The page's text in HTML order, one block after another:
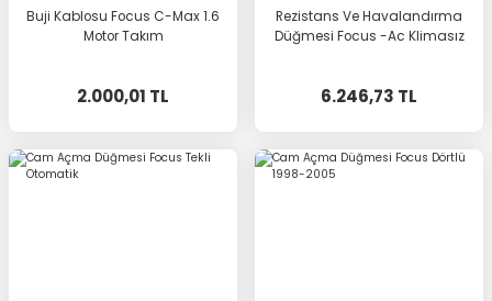
Buji Kablosu Focus C-Max 1.6
Motor Takım
2.000,01 TL
Rezistans Ve Havalandırma
Düğmesi Focus -Ac Klimasız
6.246,73 TL